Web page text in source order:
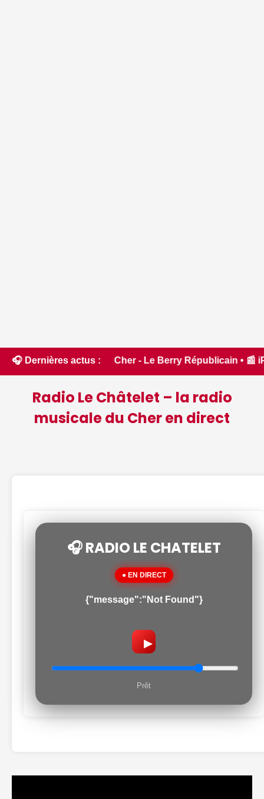
🎧 Dernières actus :
le Cher - Le Berry Républicain • 📰 iPhone 18
Radio Le Châtelet – la radio
musicale du Cher en direct
🎧 RADIO LE CHATELET
● EN DIRECT
{"message":"Not Found"}
▶
Prêt